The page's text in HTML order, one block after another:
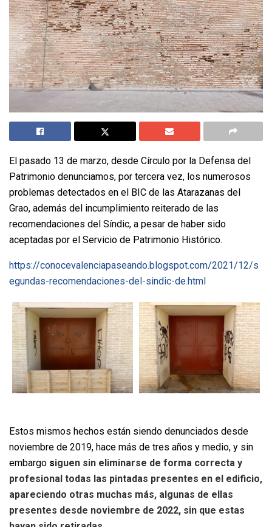
El pasado 13 de marzo, desde Círculo por la Defensa del
Patrimonio denunciamos, por tercera vez, los numerosos
problemas detectados en el BIC de las Atarazanas del
Grao, además del incumplimiento reiterado de las
recomendaciones del Síndic, a pesar de haber sido
aceptadas por el Servicio de Patrimonio Histórico.
https://conocevalenciapaseando.blogspot.com/2021/12/s
egundas-recomendaciones-del-sindic-de.html
Estos mismos hechos están siendo denunciados desde
noviembre de 2019, hace más de tres años y medio, y sin
embargo siguen sin eliminarse de forma correcta y
profesional todas las pintadas presentes en el edificio,
apareciendo otras muchas más, algunas de ellas
presentes desde noviembre de 2022, sin que estas